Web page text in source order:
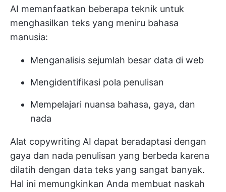
AI memanfaatkan beberapa teknik untuk
menghasilkan teks yang meniru bahasa
manusia:
Menganalisis sejumlah besar data di web
Mengidentifikasi pola penulisan
Mempelajari nuansa bahasa, gaya, dan
nada
Alat copywriting AI dapat beradaptasi dengan
gaya dan nada penulisan yang berbeda karena
dilatih dengan data teks yang sangat banyak.
Hal ini memungkinkan Anda membuat naskah